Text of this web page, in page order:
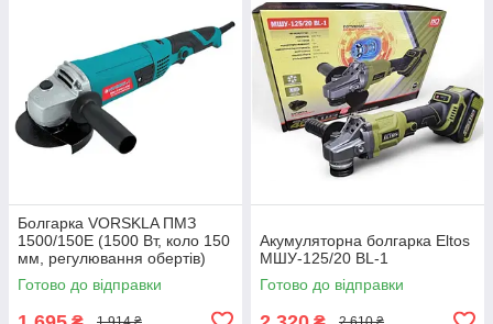
Болгарка VORSKLA ПМЗ
1500/150Е (1500 Вт, коло 150
мм, регулювання обертів)
Україна
Готово до відправки
Акумуляторна болгарка Eltos
МШУ-125/20 BL-1
Готово до відправки